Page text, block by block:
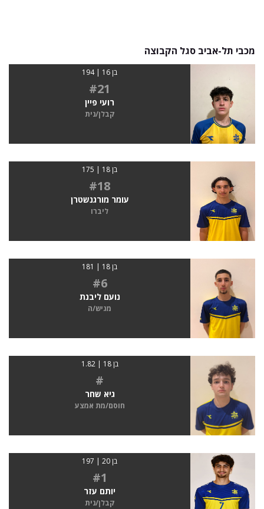
מכבי תל-אביב סגל הקבוצה
בן 16 | 194
#21
רועי פיין
קבלן/נית
בן 18 | 175
#18
עומר מורגנשטרן
ליברו
בן 18 | 181
#6
נועם ליבנת
מגיש/ה
בן 18 | 1.82
#
גיא שחר
חוסם/מת אמצע
בן 20 | 197
#1
יותם עזר
קבלן/נית